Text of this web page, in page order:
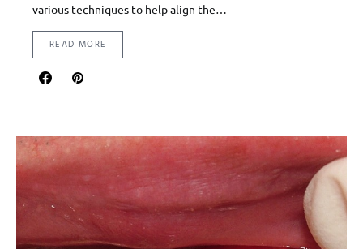
various techniques to help align the…
READ MORE